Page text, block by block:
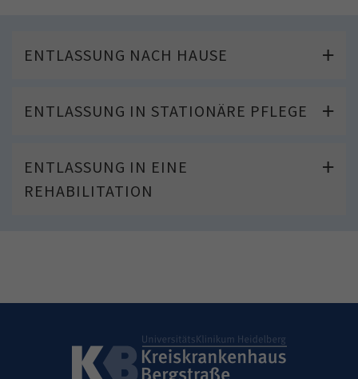
ENTLASSUNG NACH HAUSE
ENTLASSUNG IN STATIONÄRE PFLEGE
ENTLASSUNG IN EINE
REHABILITATION